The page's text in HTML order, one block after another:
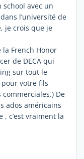
school avec un
l’université de
je crois que je
French Honor
de DECA qui
sur tout le
votre fils
De
ados américains
, c’est vraiment la